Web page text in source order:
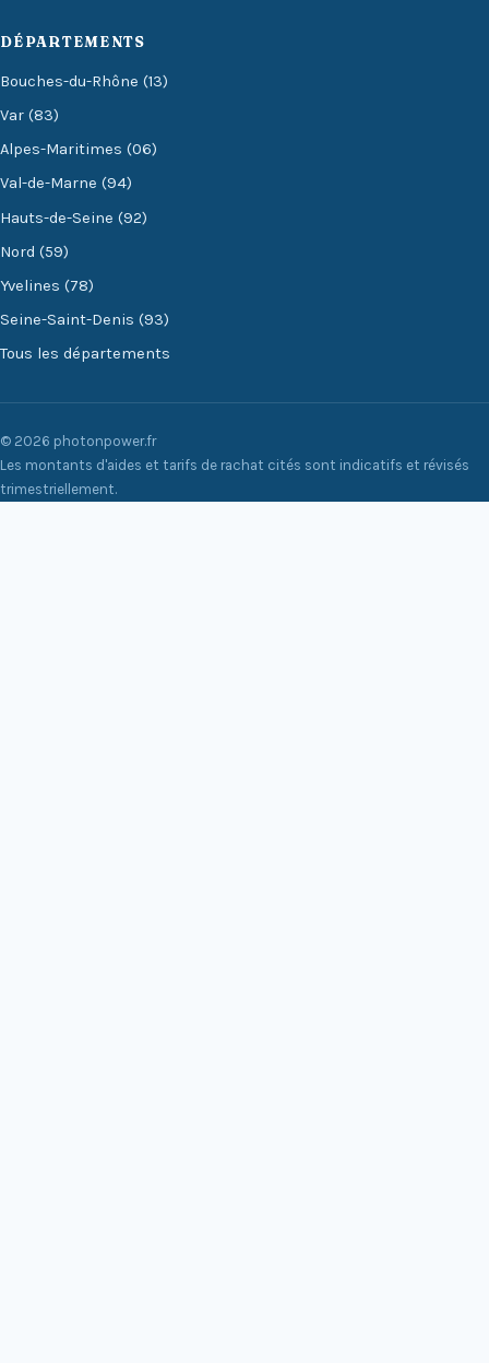
DÉPARTEMENTS
Bouches-du-Rhône (13)
Var (83)
Alpes-Maritimes (06)
Val-de-Marne (94)
Hauts-de-Seine (92)
Nord (59)
Yvelines (78)
Seine-Saint-Denis (93)
Tous les départements
© 2026 photonpower.fr
Les montants d'aides et tarifs de rachat cités sont indicatifs et révisés
trimestriellement.